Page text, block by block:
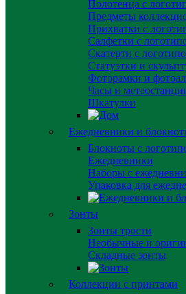
Полотенца с
Предметы
Прихватки с
Салфетки с
Скатерти с
Статуэтки и
Фоторамки и
Часы и
Шкатулки
Ежедневники и
Блокноты с
Ежедневники
Наборы с
Упаковка для
Зонты
Зонты трости
Необычные и
Складные зонты
Коллекции с принтами